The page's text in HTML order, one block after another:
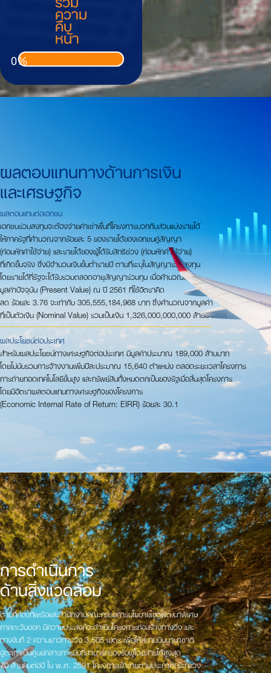
ความ
คืบ
หน้า
0%
ผลตอบแทนทางด้านการเงิน
และเศรษฐกิจ
ผลตอบแทนต่อเอกชน
เอกชนร่วมลงทุนจะต้องจ่ายค่าเช่าพื้นที่โครงการบวกกับส่วนแบ่งรายได้
ให้ภาครัฐที่คำนวณจากร้อยละ 5 ของรายได้ของเอกชนคู่สัญญา
(ก่อนหักค่าใช้จ่าย) และรายได้ของผู้ได้รับสิทธิช่วง (ก่อนหักค่าใช้จ่าย)
ที่เกิดขึ้นจริง ซึ่งมีจำนวนเงินขั้นต่ำรายปี ตามที่ระบุในสัญญาร่วมลงทุน
โดยรายได้ที่รัฐจะได้รับรวมตลอดอายุสัญญาร่วมทุน เมื่อคำนวณเป็น
มูลค่าปัจจุบัน (Present Value) ณ ปี 2561 ที่ใช้อัตราคิด
ลด ร้อยละ 3.76 จะเท่ากับ 305,555,184,968 บาท ซึ่งคำนวณจากมูลค่า
ที่เป็นตัวเงิน (Nominal Value) รวมเป็นเงิน 1,326,000,000,000 ล้านบาท
ผลประโยชน์ต่อประเทศ
สำหรับผลประโยชน์ทางเศรษฐกิจต่อประเทศ มีมูลค่าประมาณ 189,000 ล้านบาท
โดยไม่นับรวมการจ้างงานเพิ่มปีละประมาณ 15,640 ตำแหน่ง ตลอดระยะเวลาโครงการ
การถ่ายทอดเทคโนโลยีขั้นสูง และทรัพย์สินทั้งหมดตกเป็นของรัฐเมื่อสิ้นสุดโครงการ
โดยมีอัตราผลตอบแทนทางเศรษฐกิจของโครงการ
(Economic Internal Rate of Return: EIRR) ร้อยละ 30.1
การดำเนินการ
ด้านสิ่งแวดล้อม
ตามที่กองทัพเรือและสำนักงานคณะกรรมการนโยบายเขตพัฒนาพิเศษ
ภาคตะวันออก มีความประสงค์จะดำเนินโครงการก่อสร้างทางวิ่ง และ
ทางขับที่ 2 ความยาวทางวิ่ง 3,505 เมตร เพื่อให้สนามบินนานาชาติ
อู่ตะเภาเป็นศูนย์กลางการบินที่สามารถรองรับผู้โดยสารได้สูงสุด
70 ล้านคนต่อปี ใน พ.ศ. 2591 โครงการเข้าข่ายตามประกาศกระทรวง